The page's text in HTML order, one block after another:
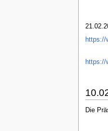
https://
https://
Die